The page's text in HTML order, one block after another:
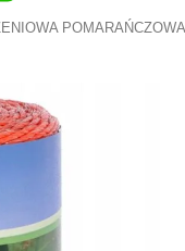
POMARAŃCZOWA